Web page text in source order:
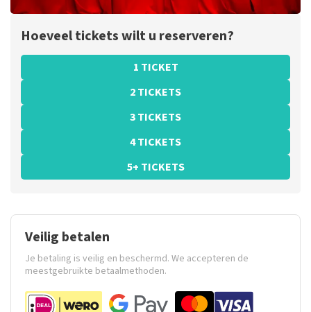
Hoeveel tickets wilt u reserveren?
1 TICKET
2 TICKETS
3 TICKETS
4 TICKETS
5+ TICKETS
Veilig betalen
Je betaling is veilig en beschermd. We accepteren de
meestgebruikte betaalmethoden.